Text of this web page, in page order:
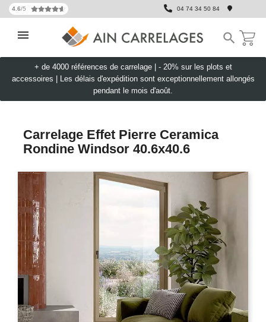
4.6/5 04 74 34 50 84

+ de 4000 références de carrelage | - 20% sur les plots et
accessoires
Les délais d'expédition sont exceptionnellement allongés
pendant le mois d'août.
Carrelage Effet Pierre Ceramica
Rondine Windsor 40.6x40.6